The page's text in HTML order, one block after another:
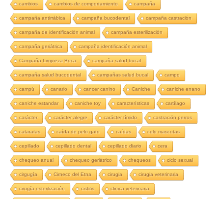
cambios cambios de comportamiento campaña
campaña antirrábica campaña bucodental campaña castración
campaña de identificación animal campaña esterilización
campaña geriátrica campaña identificación animal
Campaña Limpieza Boca campaña salud bucal
campaña salud bucodental campañas salud bucal campo
campú canario cancer canino Caniche caniche enano
caniche estandar caniche toy características cartílago
carácter carácter alegre carácter tímido castración perros
cataratas caída de pelo gato caídas celo mascotas
cepillado cepillado dental cepillado diario cera
chequeo anual chequeo geriátrico chequeos ciclo sexual
cirgugía Cirneco del Etna cirugia cirugia veterinaria
cirugía esterilización cistitis clinica veterinaria